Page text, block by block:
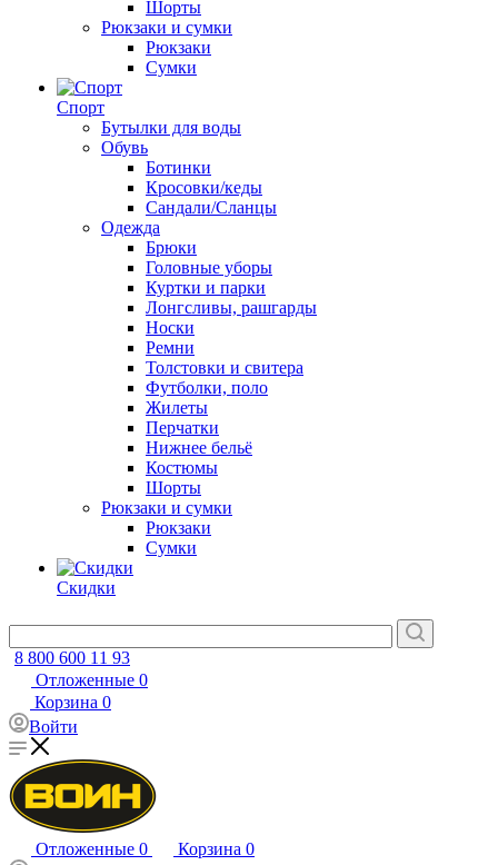
Шорты
Рюкзаки и сумки
Рюкзаки
Сумки
Спорт
Бутылки для воды
Обувь
Ботинки
Кросовки/кеды
Сандали/Сланцы
Одежда
Брюки
Головные уборы
Куртки и парки
Лонгсливы, рашгарды
Носки
Ремни
Толстовки и свитера
Футболки, поло
Жилеты
Перчатки
Нижнее бельё
Костюмы
Шорты
Рюкзаки и сумки
Рюкзаки
Сумки
Скидки
8 800 600 11 93
Отложенные 0
Корзина 0
Войти
Отложенные 0 Корзина 0